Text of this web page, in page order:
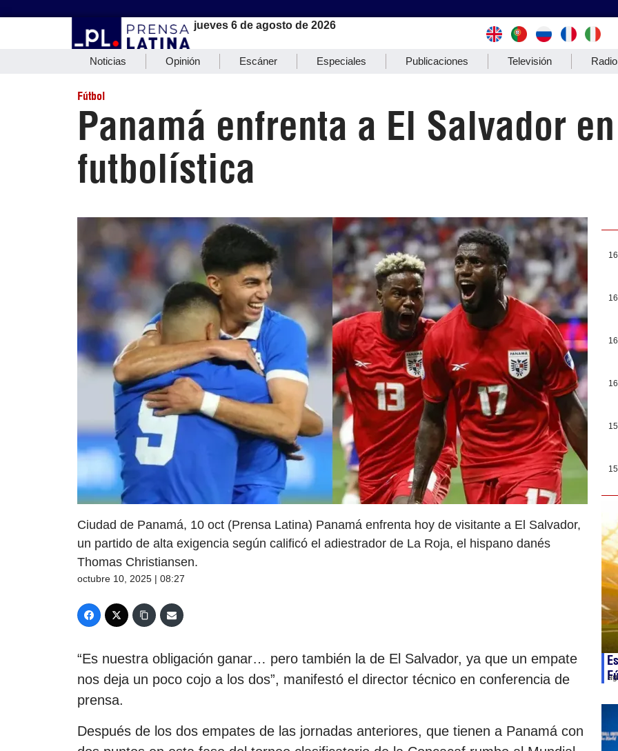
jueves 6 de agosto de 2026
Noticias Opinión Escáner Especiales Publicaciones Televisión Radio
Fútbol
Panamá enfrenta a El Salvador
futbolística
Ciudad de Panamá, 10 oct (Prensa Latina) Panamá enfrenta hoy de visitante a El Salvador,
un partido de alta exigencia según calificó el adiestrador de La Roja, el hispano danés
Thomas Christiansen.
octubre 10, 2025 | 08:27
“Es nuestra obligación ganar… pero también la de El Salvador, ya que un empate
nos deja un poco cojo a los dos”, manifestó el director técnico en conferencia de
prensa.
Después de los dos empates de las jornadas anteriores, que tienen a Panamá con